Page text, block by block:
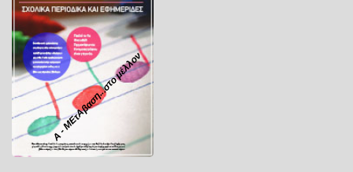
Α - ΜΕτΑβαση...στο μέλλον